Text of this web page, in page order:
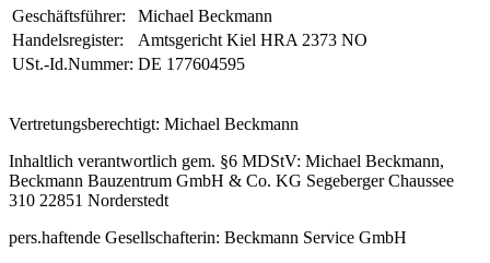
Geschäftsführer:
Michael Beckmann
Handelsregister:
Amtsgericht Kiel HRA 2373 NO
USt.-Id.Nummer: DE 177604595
Vertretungsberechtigt: Michael Beckmann
Inhaltlich verantwortlich gem. §6 MDStV: Michael Beckmann,
Beckmann Bauzentrum GmbH & Co. KG Segeberger Chaussee
310 22851 Norderstedt
pers.haftende Gesellschafterin: Beckmann Service GmbH